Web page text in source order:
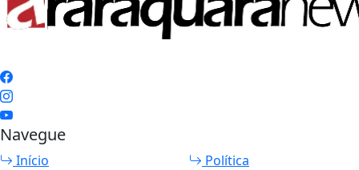
Navegue
Início
Política